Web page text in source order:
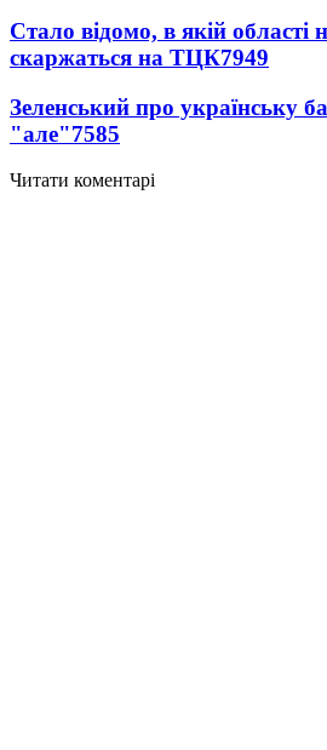
Стало відомо, в якій області
скаржаться на ТЦК7949
Зеленський про українську
"але"7585
Читати коментарі